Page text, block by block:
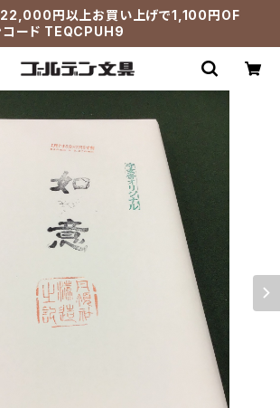
22,000円以上お買い上げで1,100円OF
コード TEQCPUH9